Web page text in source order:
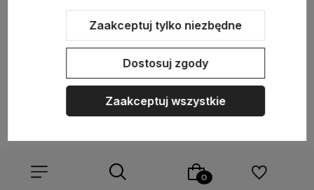
Sklep internetowy Shoper.pl Szablon Shoper Modern 3.0™
GrowCommerce
Zaakceptuj tylko niezbędne
Dostosuj zgody
Zaakceptuj wszystkie